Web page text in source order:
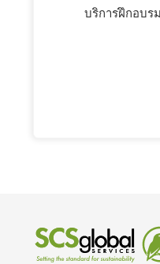
บริการฝึกอบร